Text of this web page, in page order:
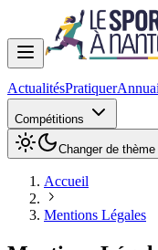
ActualitésPratiquer
Compétitions
Changer de thème
Accueil
Mentions Légales